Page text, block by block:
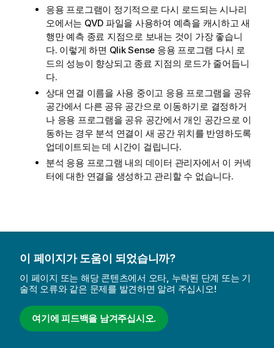
응용 프로그램이 정기적으로 다시 로드되는 시나리
오에서는 QVD 파일을 사용하여 예측을 캐시하고 새
행만 예측 종료 지점으로 보내는 것이 가장 좋습니
다. 이렇게 하면 Qlik Sense 응용 프로그램 다시 로
드의 성능이 향상되고 종료 지점의 로드가 줄어듭니
다.
상대 연결 이름을 사용 중이고 응용 프로그램을 공유
공간에서 다른 공유 공간으로 이동하기로 결정하거
나 응용 프로그램을 공유 공간에서 개인 공간으로 이
동하는 경우 분석 연결이 새 공간 위치를 반영하도록
업데이트되는 데 시간이 걸립니다.
분석 응용 프로그램 내의 데이터 관리자에서 이 커넥
터에 대한 연결을 생성하고 관리할 수 없습니다.
이 페이지가 도움이 되었습니까?
이 페이지 또는 해당 콘텐츠에서 오타, 누락된 단계 또는 기
술적 오류와 같은 문제를 발견하면 알려 주십시오!
여기에 피드백을 남겨주십시오.